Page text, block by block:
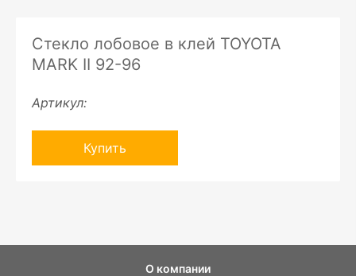
Стекло лобовое в клей TOYOTA
MARK II 92-96
Артикул:
Купить
О компании